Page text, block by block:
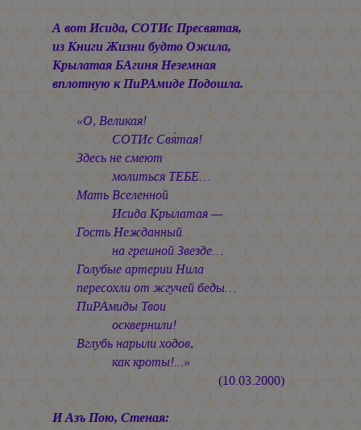
А вот Исида, СОТИс Пресвятая,
из Книги Жизни будто Ожила,
Крылатая БАгиня Неземная
вплотную к ПиРАмиде Подошла.
«О, Великая!
СОТИс Свя́тая!
Здесь не смеют
молиться ТЕБЕ…
Мать Вселенной
Исида Крылатая —
Гость Нежданный
на грешной Звезде…
Голубые артерии Нила
пересохли от жгучей беды…
ПиРАмиды Твои
осквернили!
Вглубь нарыли ходов,
как кроты!...»
(10.03.2000)
И Азъ Пою, Стеная: